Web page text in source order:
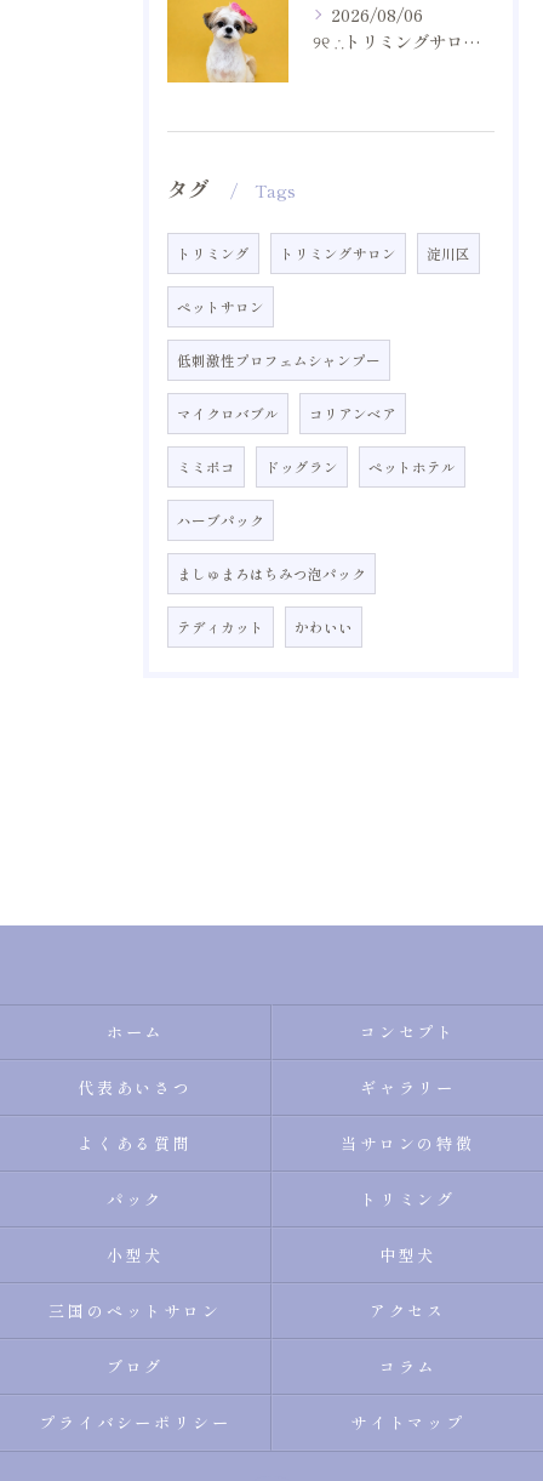
2026/08/06
୨୧ ∴トリミングサロン∴ ୨୧
タグ Tags
トリミング トリミングサロン 淀川区
ペットサロン
低刺激性プロフェムシャンプー
マイクロバブル コリアンベア
ミミポコ ドッグラン ペットホテル
ハーブパック
ましゅまろはちみつ泡パック
テディカット かわいい
ホーム コンセプト
代表あいさつ ギャラリー
よくある質問 当サロンの特徴
パック トリミング
小型犬 中型犬
三国のペットサロン アクセス
ブログ コラム
プライバシーポリシー サイトマップ